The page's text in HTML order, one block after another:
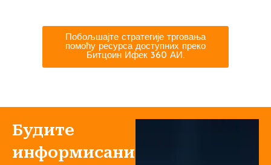
Побољшајте стратегије трговања
помоћу ресурса доступних преко
Битцоин Ифек 360 АИ.
Будите
информисани